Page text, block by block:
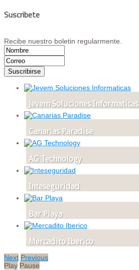
Suscribete
Recibe nuestro boletin regularmente.
Jevem Soluciones Informaticas
Canarias Paradise
AG Technology
Inteseguridad
Bar Playa
Mercadito Iberico
Next Previous
Play Pause